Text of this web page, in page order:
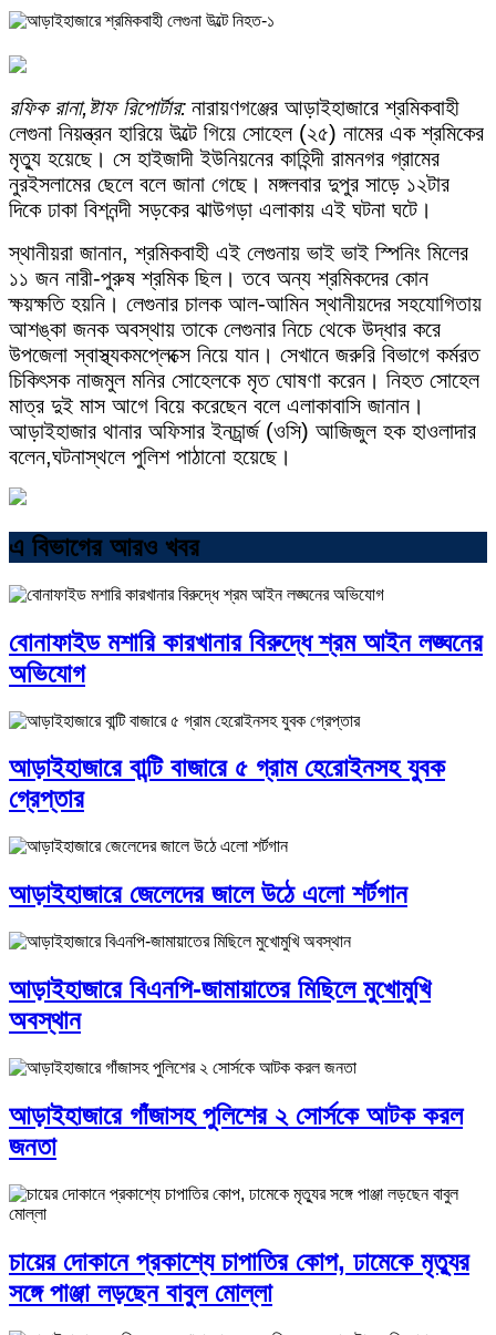
রফিক রানা,ষ্টাফ রিপোর্টার: নারায়ণগঞ্জের আড়াইহাজারে শ্রমিকবাহী
লেগুনা নিয়ন্ত্রন হারিয়ে উল্টে গিয়ে সোহেল (২৫) নামের এক শ্রমিকের
মৃত্যু হয়েছে। সে হাইজাদী ইউনিয়নের কাহিন্দী রামনগর গ্রামের
নুরইসলামের ছেলে বলে জানা গেছে। মঙ্গলবার দুপুর সাড়ে ১২টার
দিকে ঢাকা বিশনন্দী সড়কের ঝাউগড়া এলাকায় এই ঘটনা ঘটে।
স্থানীয়রা জানান, শ্রমিকবাহী এই লেগুনায় ভাই ভাই স্পিনিং মিলের
১১ জন নারী-পুরুষ শ্রমিক ছিল। তবে অন্য শ্রমিকদের কোন
ক্ষয়ক্ষতি হয়নি। লেগুনার চালক আল-আমিন স্থানীয়দের সহযোগিতায়
আশঙ্কা জনক অবস্থায় তাকে লেগুনার নিচে থেকে উদ্ধার করে
উপজেলা স্বাস্থ্যকমপ্লেক্সে নিয়ে যান। সেখানে জরুরি বিভাগে কর্মরত
চিকিৎসক নাজমুল মনির সোহেলকে মৃত ঘোষণা করেন। নিহত সোহেল
মাত্র দুই মাস আগে বিয়ে করেছেন বলে এলাকাবাসি জানান।
আড়াইহাজার থানার অফিসার ইনচার্র্জ (ওসি) আজিজুল হক হাওলাদার
বলেন,ঘটনাস্থলে পুলিশ পাঠানো হয়েছে।
এ বিভাগের আরও খবর
বোনাফাইড মশারি কারখানার বিরুদ্ধে শ্রম আইন লঙ্ঘনের
অভিযোগ
আড়াইহাজারে বান্টি বাজারে ৫ গ্রাম হেরোইনসহ যুবক
গ্রেপ্তার
আড়াইহাজারে জেলেদের জালে উঠে এলো শর্টগান
আড়াইহাজারে বিএনপি-জামায়াতের মিছিলে মুখোমুখি
অবস্থান
আড়াইহাজারে গাঁজাসহ পুলিশের ২ সোর্সকে আটক করল
জনতা
চায়ের দোকানে প্রকাশ্যে চাপাতির কোপ, ঢামেকে মৃত্যুর
সঙ্গে পাঞ্জা লড়ছেন বাবুল মোল্লা